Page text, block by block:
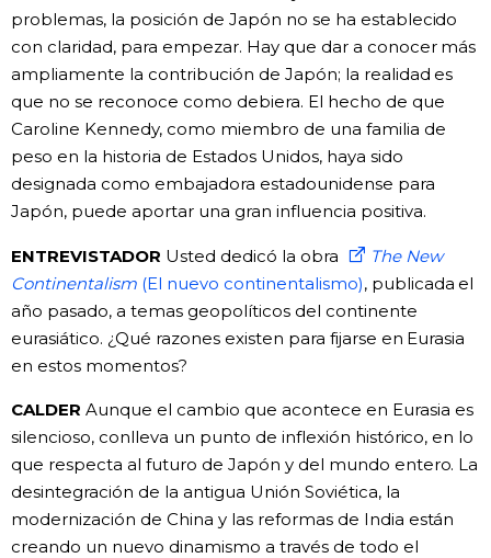
problemas, la posición de Japón no se ha establecido
con claridad, para empezar. Hay que dar a conocer más
ampliamente la contribución de Japón; la realidad es
que no se reconoce como debiera. El hecho de que
Caroline Kennedy, como miembro de una familia de
peso en la historia de Estados Unidos, haya sido
designada como embajadora estadounidense para
Japón, puede aportar una gran influencia positiva.
ENTREVISTADOR Usted dedicó la obra
The New
Continentalism(El nuevo continentalismo), publicada el
año pasado, a temas geopolíticos del continente
eurasiático. ¿Qué razones existen para fijarse en Eurasia
en estos momentos?
CALDER Aunque el cambio que acontece en Eurasia es
silencioso, conlleva un punto de inflexión histórico, en lo
que respecta al futuro de Japón y del mundo entero. La
desintegración de la antigua Unión Soviética, la
modernización de China y las reformas de India están
creando un nuevo dinamismo a través de todo el